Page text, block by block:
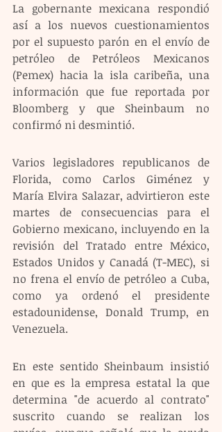
La gobernante mexicana respondió
así a los nuevos cuestionamientos
por el supuesto parón en el envío de
petróleo de Petróleos Mexicanos
(Pemex) hacia la isla caribeña, una
información que fue reportada por
Bloomberg y que Sheinbaum no
confirmó ni desmintió.
Varios legisladores republicanos de
Florida, como Carlos Giménez y
María Elvira Salazar, advirtieron este
martes de consecuencias para el
Gobierno mexicano, incluyendo en la
revisión del Tratado entre México,
Estados Unidos y Canadá (T-MEC), si
no frena el envío de petróleo a Cuba,
como ya ordenó el presidente
estadounidense, Donald Trump, en
Venezuela.
En este sentido Sheinbaum insistió
en que es la empresa estatal la que
determina "de acuerdo al contrato"
suscrito cuando se realizan los